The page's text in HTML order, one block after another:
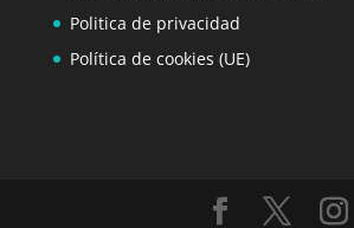
Politica de privacidad
Política de cookies (UE)